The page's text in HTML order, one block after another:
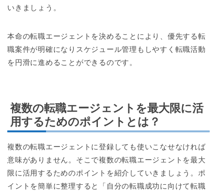
いきましょう。
本命の転職エージェントを決めることにより、優先する転
職案件が明確になりスケジュール管理もしやすく転職活動
を円滑に進めることができるのです。
複数の転職エージェントを最大限に活
用するためのポイントとは？
複数の転職エージェントに登録しても使いこなせなければ
意味がありません。そこで複数の転職エージェントを最大
限に活用するためのポイントを紹介していきましょう。ポ
イントを簡単に整理すると「自分の転職成功に向けて転職